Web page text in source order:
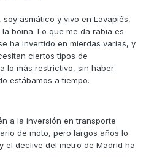
asmático y vivo en Lavapiés,
boina. Lo que me da rabia es
ha invertido en mierdas varias, y
ciertos tipos de
lo más restrictivo, sin haber
estábamos a tiempo.
a la inversión en transporte
de moto, pero largos años lo
el declive del metro de Madrid ha